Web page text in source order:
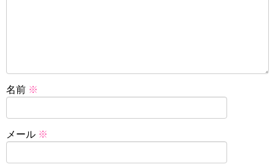
名前 ※
メール ※